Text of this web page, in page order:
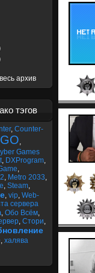
архив
тэгов
, Counter-
,
Games
, DXProgram,
,
, Metro 2033,
, Steam,
, vip, Web-
сервера
, Обо Всём,
, Стори,
, халява